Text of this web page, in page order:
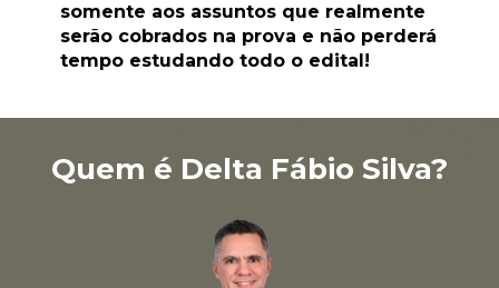
somente aos assuntos que realmente
serão cobrados na prova e não perderá
tempo estudando todo o edital!
Quem é Delta Fábio Silva?